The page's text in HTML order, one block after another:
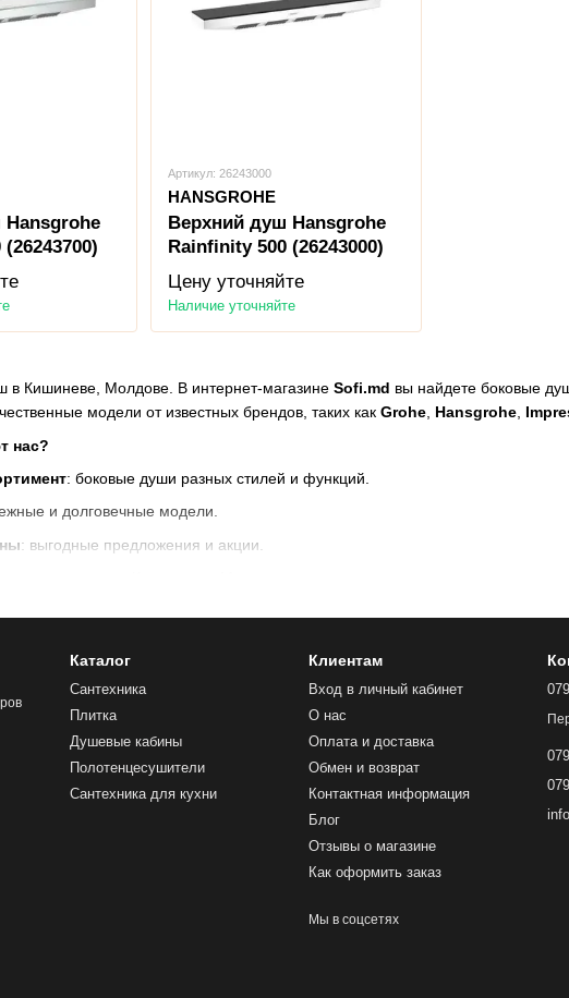
в Кишиневе, Молдове. В интернет-магазине Sofi.md вы найдете боковые
модели от известных брендов, таких как Grohe Hansgrohe
нас?
: боковые души разных стилей и функций.
и долговечные модели.
: выгодные предложения и акции.
душ в Sofi.mdи создайте стильную ванную комнату с комфортом!
Артикул: 26243000
HANSGROHE
Верхний душ Hansgrohe
Rainfinity 500 (26243000)
Цену уточняйте
Наличие уточняйте
Каталог
Сантехника
Плитка
Душевые кабины
Полотенцесушители
Сантехника для кухни
Клиентам
Вход в личный кабинет
О нас
Оплата и доставка
Обмен и возврат
Контактная информация
Блог
Отзывы о магазине
Как оформить заказ
Мы в соцсетях